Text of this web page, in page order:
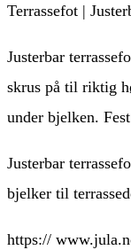
Terrassefot |
Justerbar
skrus på til riktig
under bjelken.
Justerbar
bjelker til
https://